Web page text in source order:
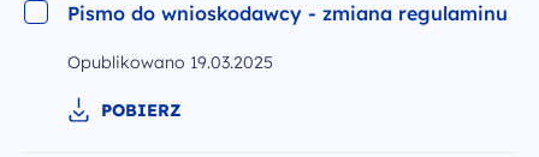
Pismo do wnioskodawcy - zmiana regulaminu
Opublikowano 19.03.2025
POBIERZ